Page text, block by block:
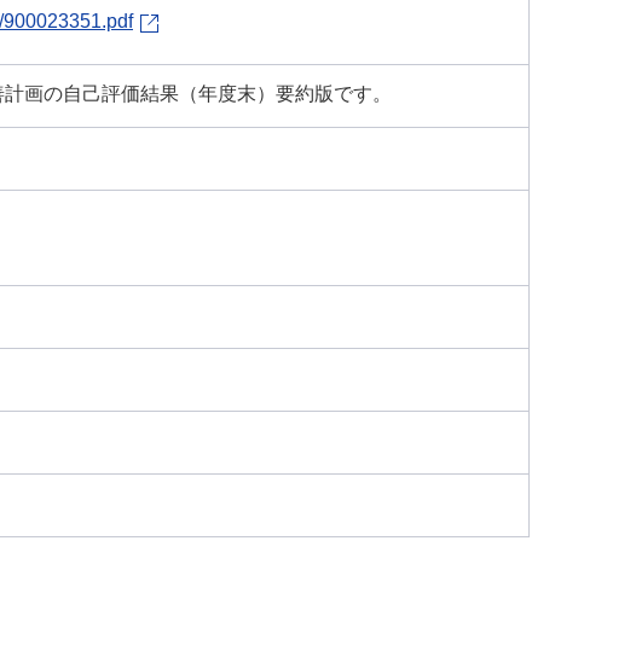
画の自己評価結果（年度末）要約版です。